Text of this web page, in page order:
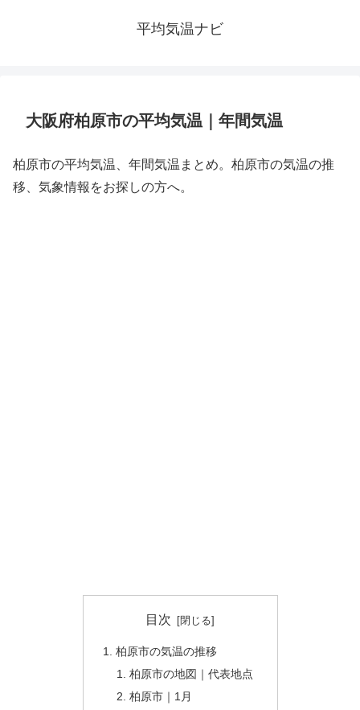
平均気温ナビ
大阪府柏原市の平均気温｜年間気温
柏原市の平均気温、年間気温まとめ。柏原市の気温の推
移、気象情報をお探しの方へ。
目次
柏原市の気温の推移
柏原市の地図｜代表地点
柏原市｜1月